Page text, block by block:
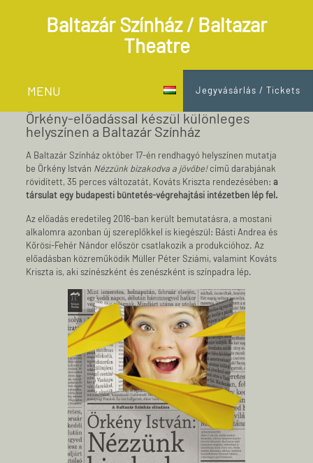
Baltazár Színház / Baltazar
Theatre
MENU Jegyvásárlás / Tickets
Örkény-előadással készül különleges
helyszínen a Baltazár Színház
A Baltazár Színház október 17-én rendhagyó helyszínen mutatja
be Örkény István Nézzünk bizakodva a jövőbe!című darabjának
rövidített, 35 perces változatát, Kováts Kriszta rendezésében:a
társulat egy budapesti büntetés-végrehajtási intézetben lép fel.
Az előadás eredetileg 2016-ban került bemutatásra, a mostani
alkalomra azonban új szereplőkkel is kiegészül: Básti Andrea és
Kőrösi-Fehér Nándor először csatlakozik a produkcióhoz. Az
előadásban közreműködik Müller Péter Sziámi, valamint Kováts
Kriszta is, aki színészként és zenészként is színpadra lép.